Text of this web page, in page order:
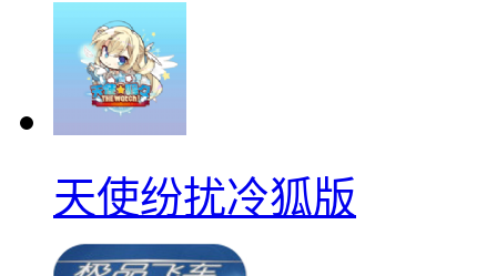
天使纷扰冷狐版